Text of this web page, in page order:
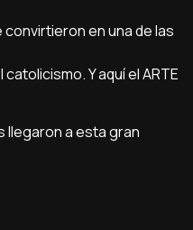
convirtieron en una de las
Y aquí el ARTE
llegaron a esta gran